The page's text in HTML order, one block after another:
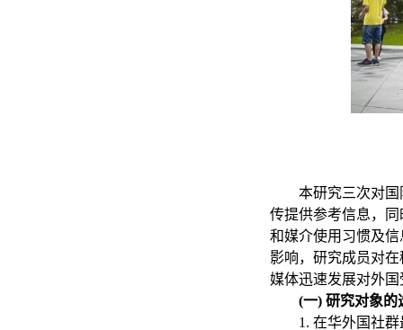
本研究三次对
传提供参考信息，
和媒介使用习惯及
影响，研究成员对
媒体迅速发展对外
(一) 研究对象的
1. 在华外国社